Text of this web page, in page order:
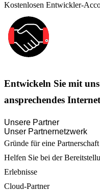
Kostenlosen Entwickler-
Entwickeln Sie mit uns
ansprechendes Internet
Unsere Partner
Unser Partnernetzwerk
Gründe für eine
Helfen Sie bei der
Erlebnisse
Cloud-Partner